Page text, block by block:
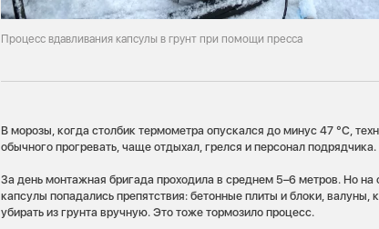
Процесс вдавливания капсулы в грунт при помощи пресса
В морозы, когда столбик термометра опускался до минус 47 °С,
обычного прогревать, чаще отдыхал, грелся и персонал подрядчика.
За день монтажная бригада проходила в среднем 5–6 метров. Но на
капсулы попадались препятствия: бетонные плиты и блоки, валуны,
убирать из грунта вручную. Это тоже тормозило процесс.